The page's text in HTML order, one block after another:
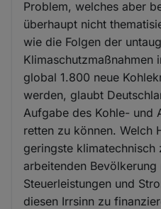
Problem, welches aber
überhaupt nicht
wie die Folgen der
Klimaschutzmaßnahmen
global 1.800 neue
werden, glaubt
Aufgabe des Kohle- und
retten zu können. Welch
geringste
arbeitenden Bevölkerung
Steuerleistungen und
diesen Irrsinn zu